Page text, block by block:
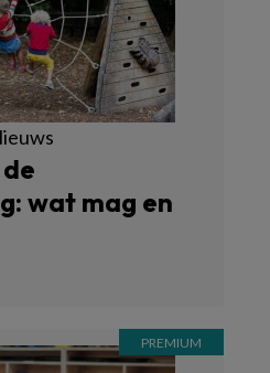
wat mag en